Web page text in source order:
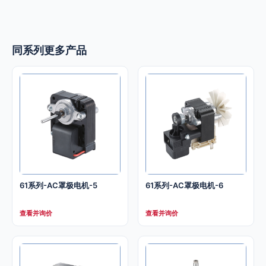
同系列更多产品
61系列-AC罩极电机-5
查看并询价
61系列-AC罩极电机-6
查看并询价